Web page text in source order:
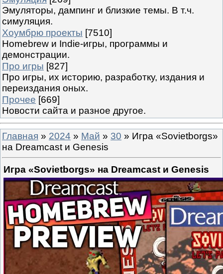
Эмуляторы, дампинг и близкие темы. В т.ч.
симуляция.
Хоумбрю проекты [7510]
Homebrew и Indie-игры, программы и
демонстрации.
Про игры [827]
Про игры, их историю, разработку, издания и
переиздания оных.
Прочее [669]
Новости сайта и разное другое.
Главная » 2024 » Май » 30 » Игра «Sovietborgs»
на Dreamcast и Genesis
Игра «Sovietborgs» на Dreamcast и Genesis